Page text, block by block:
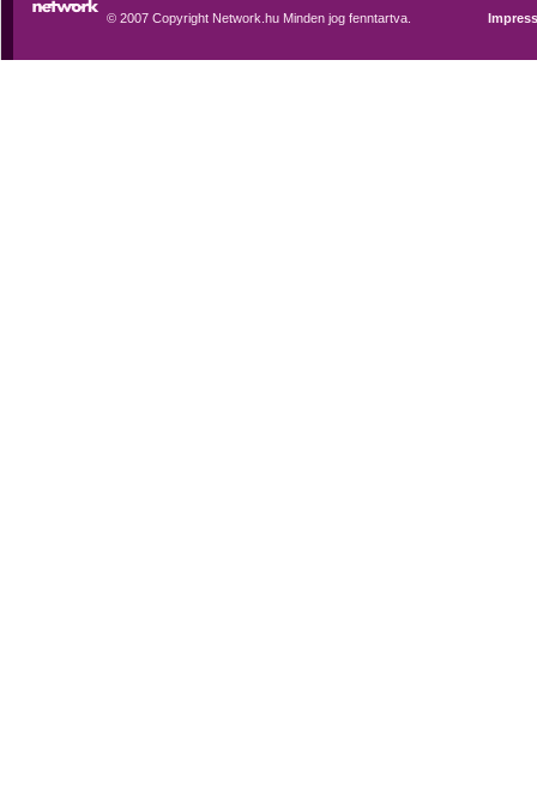
© 2007 Copyright Network.hu Minden jog fenntartva.